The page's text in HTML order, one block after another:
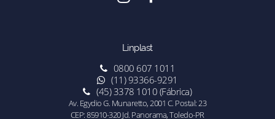
Linplast
0800 607 1011
(11) 93366-9291
(45) 3378 1010 (Fábrica)
Av. Egydio G. Munaretto, 2001 C. Postal: 23
CEP: 85910-320 Jd. Panorama, Toledo-PR